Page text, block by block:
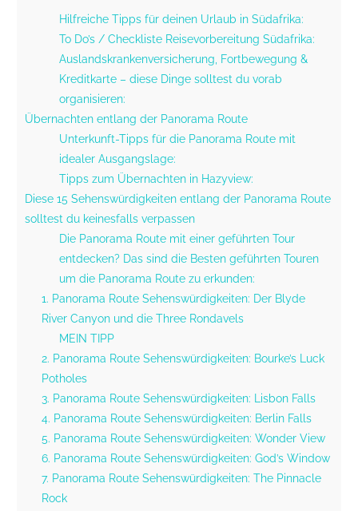
Hilfreiche Tipps für deinen Urlaub in Südafrika:
To Do’s / Checkliste Reisevorbereitung Südafrika:
Auslandskrankenversicherung, Fortbewegung &
Kreditkarte – diese Dinge solltest du vorab
organisieren:
Übernachten entlang der Panorama Route
Unterkunft-Tipps für die Panorama Route mit
idealer Ausgangslage:
Tipps zum Übernachten in Hazyview:
Diese 15 Sehenswürdigkeiten entlang der Panorama Route
solltest du keinesfalls verpassen
Die Panorama Route mit einer geführten Tour
entdecken? Das sind die Besten geführten Touren
um die Panorama Route zu erkunden:
1. Panorama Route Sehenswürdigkeiten: Der Blyde
River Canyon und die Three Rondavels
MEIN TIPP
2. Panorama Route Sehenswürdigkeiten: Bourke’s Luck
Potholes
3. Panorama Route Sehenswürdigkeiten: Lisbon Falls
4. Panorama Route Sehenswürdigkeiten: Berlin Falls
5. Panorama Route Sehenswürdigkeiten: Wonder View
6. Panorama Route Sehenswürdigkeiten: God’s Window
7. Panorama Route Sehenswürdigkeiten: The Pinnacle
Rock